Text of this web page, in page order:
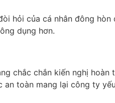
hỏi của cá nhân đông
dụng hơn.
chắc chắn kiến nghị
toàn mang lại công ty